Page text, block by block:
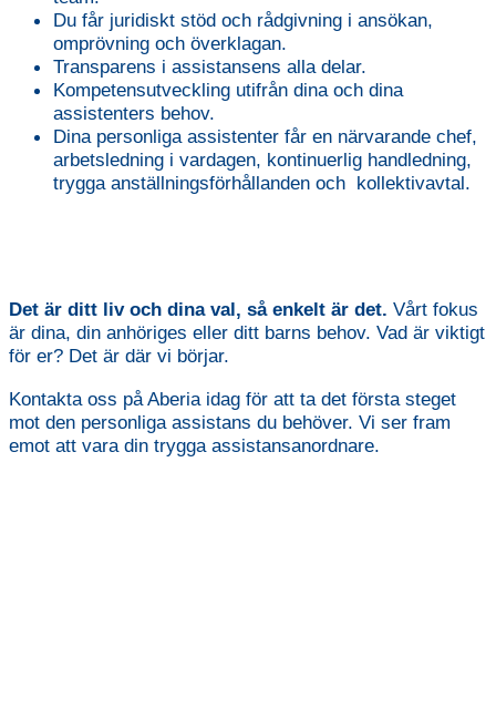
Du får juridiskt stöd och rådgivning i ansökan,
omprövning och överklagan.
Transparens i assistansens alla delar.
Kompetensutveckling utifrån dina och dina
assistenters behov.
Dina personliga assistenter får en närvarande chef,
arbetsledning i vardagen, kontinuerlig handledning,
trygga anställningsförhållanden och kollektivavtal.
Det är ditt liv och dina val, så enkelt är det. Vårt fokus
är dina, din anhöriges eller ditt barns behov. Vad är viktigt
för er? Det är där vi börjar.
Kontakta oss på Aberia idag för att ta det första steget
mot den personliga assistans du behöver. Vi ser fram
emot att vara din trygga assistansanordnare.